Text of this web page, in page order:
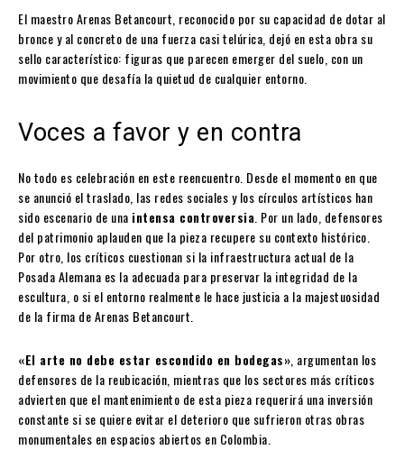
El maestro Arenas Betancourt, reconocido por su capacidad de dotar al
bronce y al concreto de una fuerza casi telúrica, dejó en esta obra su
sello característico: figuras que parecen emerger del suelo, con un
movimiento que desafía la quietud de cualquier entorno.
Voces a favor y en contra
No todo es celebración en este reencuentro. Desde el momento en que
se anunció el traslado, las redes sociales y los círculos artísticos han
sido escenario de una intensa controversia . Por un lado, defensores
del patrimonio aplauden que la pieza recupere su contexto histórico.
Por otro, los críticos cuestionan si la infraestructura actual de la
Posada Alemana es la adecuada para preservar la integridad de la
escultura, o si el entorno realmente le hace justicia a la majestuosidad
de la firma de Arenas Betancourt.
«El arte no debe estar escondido en bodegas» , argumentan los
defensores de la reubicación, mientras que los sectores más críticos
advierten que el mantenimiento de esta pieza requerirá una inversión
constante si se quiere evitar el deterioro que sufrieron otras obras
monumentales en espacios abiertos en Colombia.